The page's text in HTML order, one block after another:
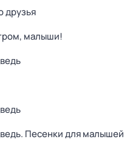
друзья
малыши!
Песенки для малышей